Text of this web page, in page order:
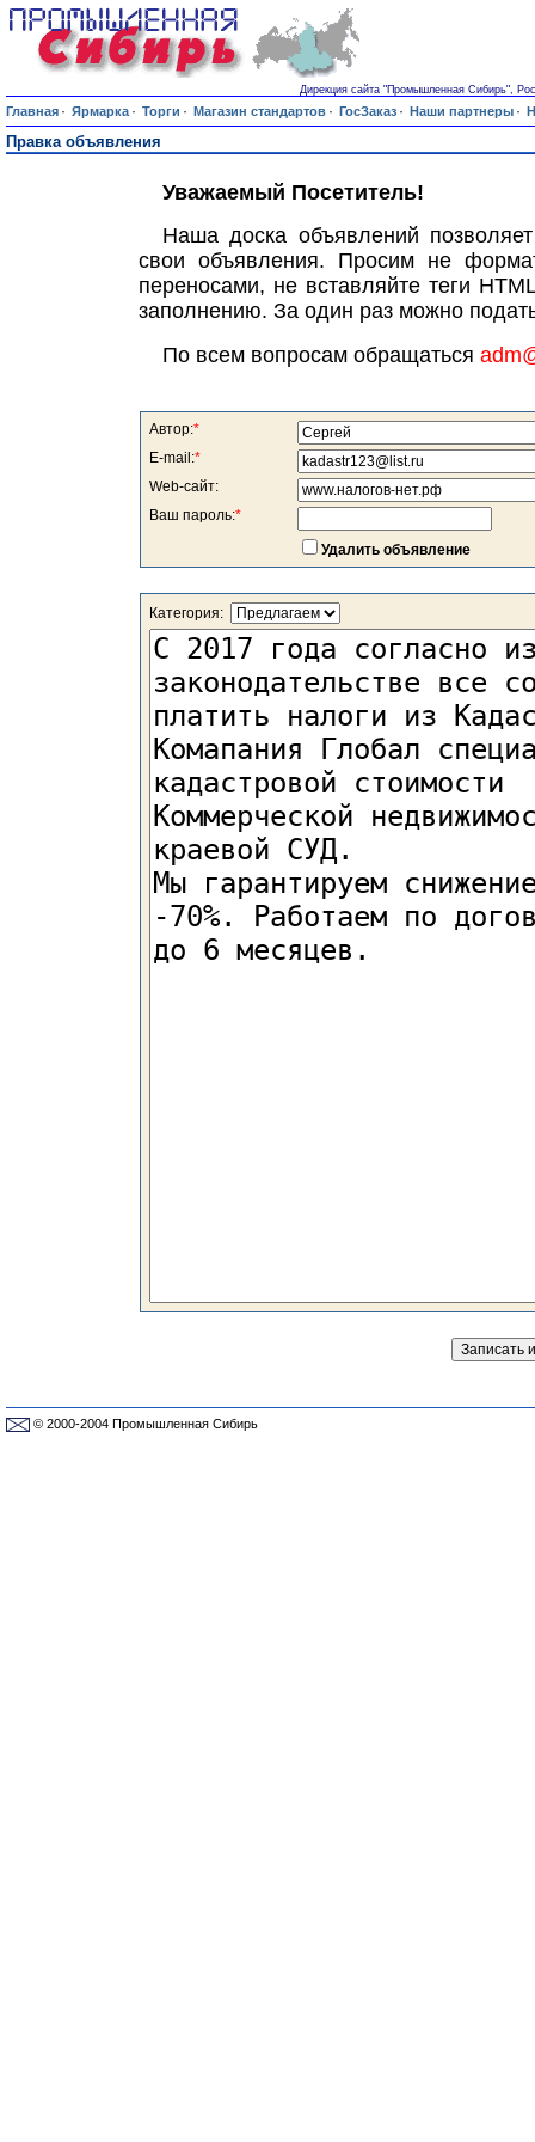
Дирекция сайта "Промышленная Сибирь",
Главная · Ярмарка · Торги · Магазин стандартов · ГосЗаказ · Наши партнеры ·
Правка объявления
Уважаемый Посетитель!
Наша доска объявлений
свои объявления. Просим не
переносами, не вставляйте теги
заполнению. За один раз можно
По всем вопросам обращаться
Автор:*
E-mail:*
Web-сайт:
Ваш пароль:*
Удалить объявление
Категория:
© 2000-2004 Промышленная Сибирь